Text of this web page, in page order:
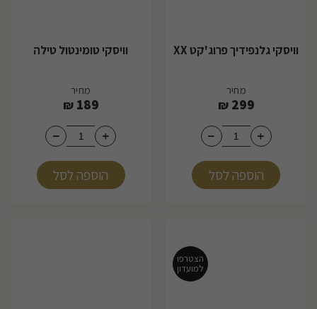
וויסקי גלנפידיך פרוג'קט XX
מחיר
299
₪
הוספה לסל
וויסקי טומינטול טילה
מחיר
189
₪
הוספה לסל
הצטרפו
למועדון